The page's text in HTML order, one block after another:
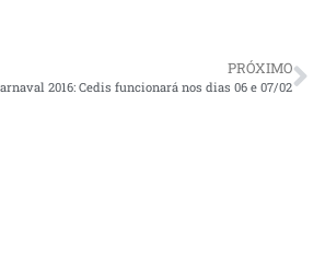
PRÓXIMO
2016: Cedis funcionará nos dias 06 e 07/02